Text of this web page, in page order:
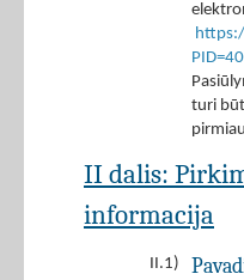
turi
II dalis:
informacija
II.1)